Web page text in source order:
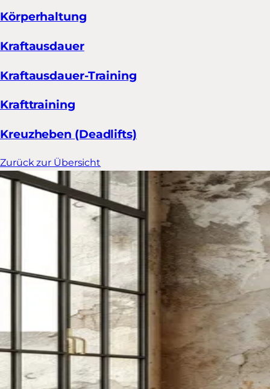
Körperhaltung
Kraftausdauer
Kraftausdauer-Training
Krafttraining
Kreuzheben (Deadlifts)
Zurück zur Übersicht